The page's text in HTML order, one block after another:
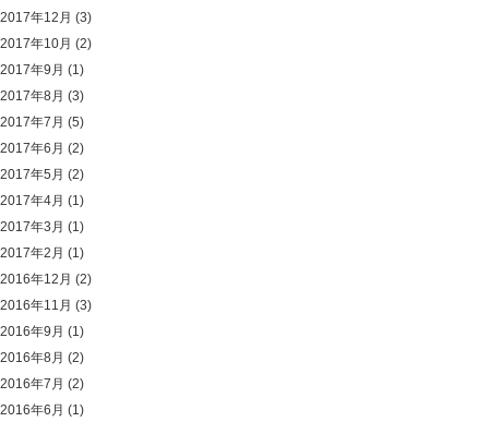
2017年12月 (3)
2017年10月 (2)
2017年9月 (1)
2017年8月 (3)
2017年7月 (5)
2017年6月 (2)
2017年5月 (2)
2017年4月 (1)
2017年3月 (1)
2017年2月 (1)
2016年12月 (2)
2016年11月 (3)
2016年9月 (1)
2016年8月 (2)
2016年7月 (2)
2016年6月 (1)